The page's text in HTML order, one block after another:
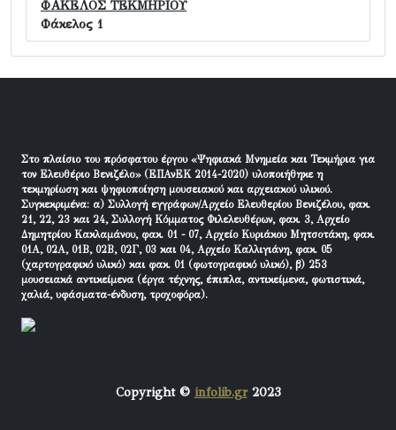
ΦΑΚΕΛΟΣ ΤΕΚΜΗΡΙΟΥ
Φάκελος 1
Στο πλαίσιο του πρόσφατου έργου «Ψηφιακά Μνημεία και Τεκμήρια για
τον Ελευθέριο Βενιζέλο» (ΕΠΑνΕΚ 2014-2020) υλοποιήθηκε η
τεκμηρίωση και ψηφιοποίηση μουσειακού και αρχειακού υλικού.
Συγκεκριμένα: α) Συλλογή εγγράφων/Αρχείο Ελευθερίου Βενιζέλου, φακ.
21, 22, 23 και 24, Συλλογή Κόμματος Φιλελευθέρων, φακ. 3, Αρχείο
Δημητρίου Κακλαμάνου, φακ. 01 - 07, Αρχείο Κυριάκου Μητσοτάκη, φακ.
01Α, 02Α, 01Β, 02Β, 02Γ, 03 και 04, Αρχείο Καλλιγιάνη, φακ. 05
(χαρτογραφικό υλικό) και φακ. 01 (φωτογραφικό υλικό), β) 253
μουσειακά αντικείμενα (έργα τέχνης, έπιπλα, αντικείμενα, φωτιστικά,
χαλιά, υφάσματα-ένδυση, τροχοφόρα).
Copyright © infolib.gr2023